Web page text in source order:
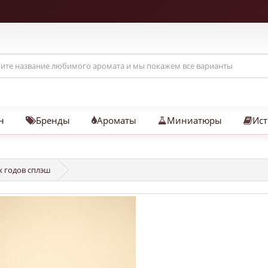
Бренды Ароматы Миниатюры
годов сплэш